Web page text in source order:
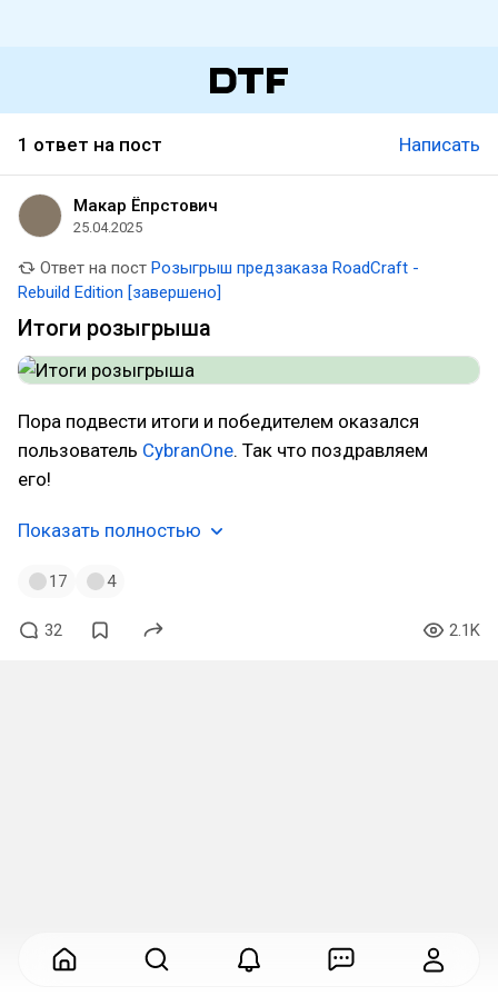
1 ответ на пост Написать
Макар Ёпрстович
25.04.2025
Ответ на пост Розыгрыш предзаказа RoadCraft -
Rebuild Edition [завершено]
Итоги розыгрыша
Пора подвести итоги и победителем оказался
пользователь CybranOne. Так что поздравляем
его!
Показать полностью
17 4
32 2.1K